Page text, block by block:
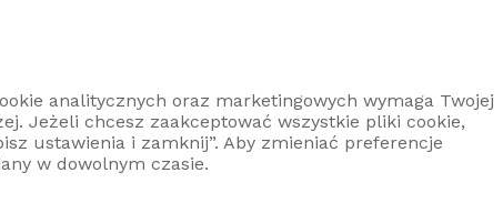
analitycznych oraz marketingowych wymaga Twojej
Jeżeli chcesz zaakceptować wszystkie pliki cookie,
ustawienia i zamknij”. Aby zmieniać preferencje
w dowolnym czasie.